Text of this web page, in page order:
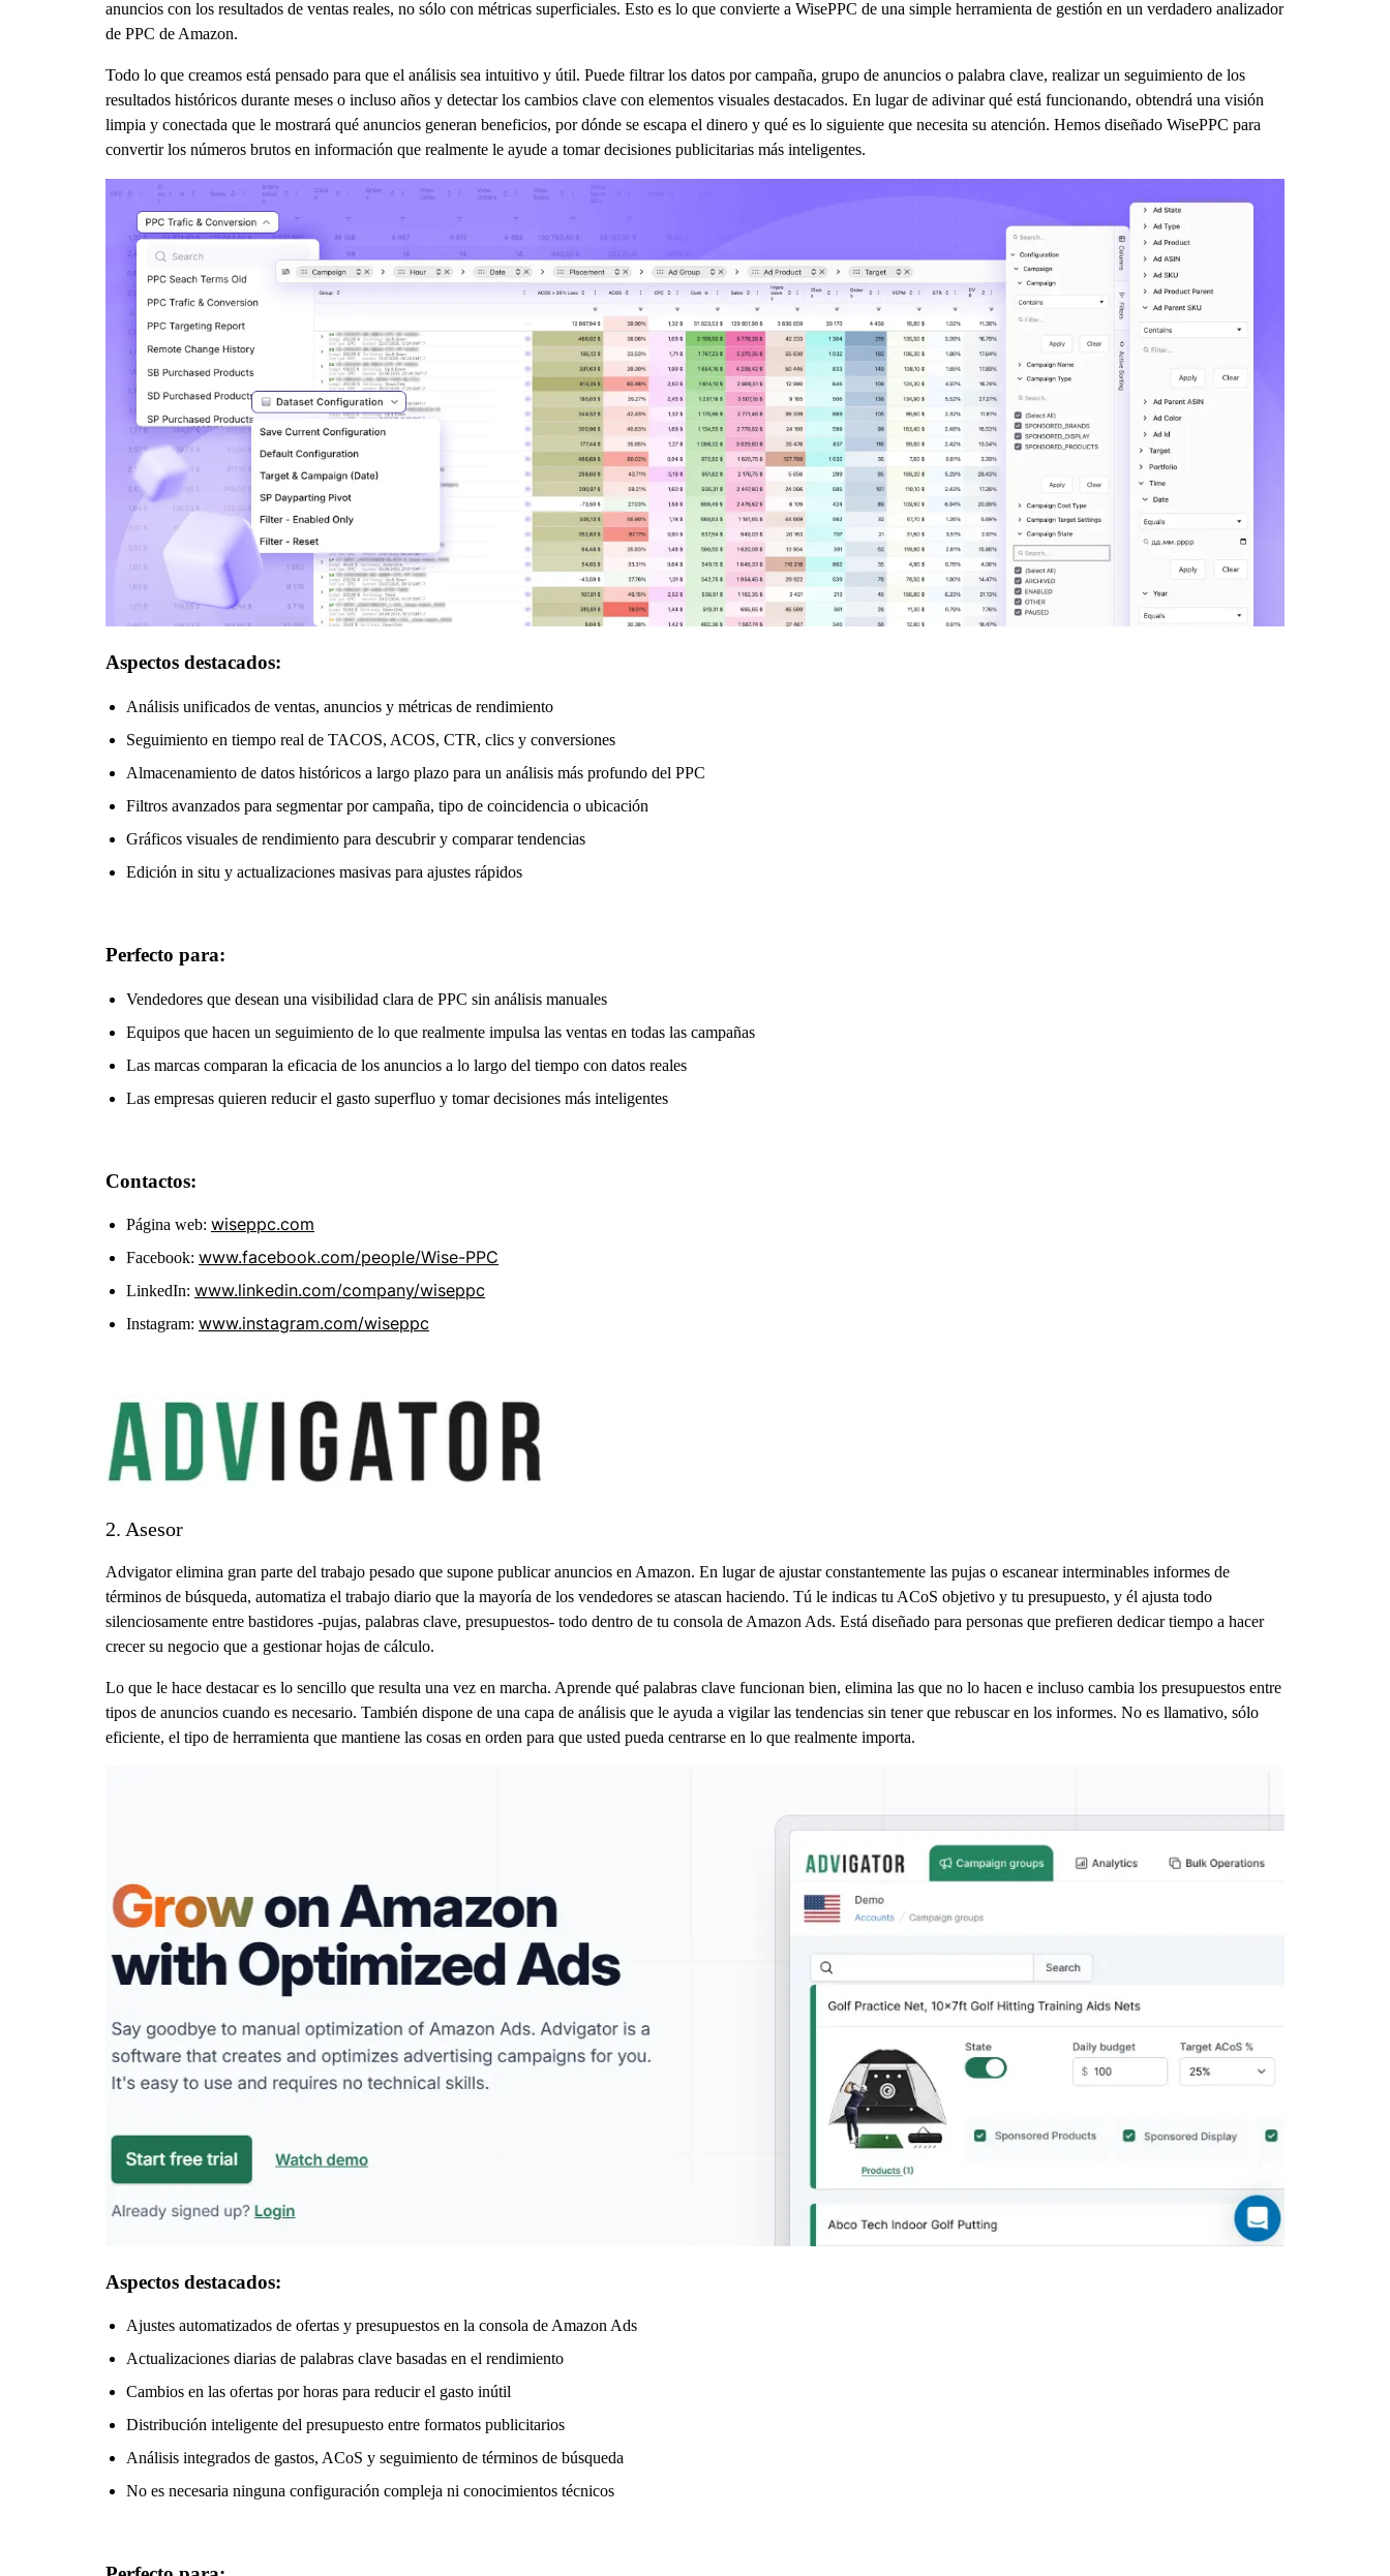
anuncios con los resultados de ventas reales, no sólo con métricas superficiales. Esto es lo que convierte a WisePPC de una simple herramienta de gestión en un verdadero analizador
de PPC de Amazon.
Todo lo que creamos está pensado para que el análisis sea intuitivo y útil. Puede filtrar los datos por campaña, grupo de anuncios o palabra clave, realizar un seguimiento de los
resultados históricos durante meses o incluso años y detectar los cambios clave con elementos visuales destacados. En lugar de adivinar qué está funcionando, obtendrá una visión
limpia y conectada que le mostrará qué anuncios generan beneficios, por dónde se escapa el dinero y qué es lo siguiente que necesita su atención. Hemos diseñado WisePPC para
convertir los números brutos en información que realmente le ayude a tomar decisiones publicitarias más inteligentes.
Aspectos destacados:
Análisis unificados de ventas, anuncios y métricas de rendimiento
Seguimiento en tiempo real de TACOS, ACOS, CTR, clics y conversiones
Almacenamiento de datos históricos a largo plazo para un análisis más profundo del PPC
Filtros avanzados para segmentar por campaña, tipo de coincidencia o ubicación
Gráficos visuales de rendimiento para descubrir y comparar tendencias
Edición in situ y actualizaciones masivas para ajustes rápidos
Perfecto para:
Vendedores que desean una visibilidad clara de PPC sin análisis manuales
Equipos que hacen un seguimiento de lo que realmente impulsa las ventas en todas las campañas
Las marcas comparan la eficacia de los anuncios a lo largo del tiempo con datos reales
Las empresas quieren reducir el gasto superfluo y tomar decisiones más inteligentes
Contactos:
Página web: wiseppc.com
Facebook: www.facebook.com/people/Wise-PPC
LinkedIn: www.linkedin.com/company/wiseppc
Instagram: www.instagram.com/wiseppc
2. Asesor
Advigator elimina gran parte del trabajo pesado que supone publicar anuncios en Amazon. En lugar de ajustar constantemente las pujas o escanear interminables informes de
términos de búsqueda, automatiza el trabajo diario que la mayoría de los vendedores se atascan haciendo. Tú le indicas tu ACoS objetivo y tu presupuesto, y él ajusta todo
silenciosamente entre bastidores -pujas, palabras clave, presupuestos- todo dentro de tu consola de Amazon Ads. Está diseñado para personas que prefieren dedicar tiempo a hacer
crecer su negocio que a gestionar hojas de cálculo.
Lo que le hace destacar es lo sencillo que resulta una vez en marcha. Aprende qué palabras clave funcionan bien, elimina las que no lo hacen e incluso cambia los presupuestos entre
tipos de anuncios cuando es necesario. También dispone de una capa de análisis que le ayuda a vigilar las tendencias sin tener que rebuscar en los informes. No es llamativo, sólo
eficiente, el tipo de herramienta que mantiene las cosas en orden para que usted pueda centrarse en lo que realmente importa.
Aspectos destacados:
Ajustes automatizados de ofertas y presupuestos en la consola de Amazon Ads
Actualizaciones diarias de palabras clave basadas en el rendimiento
Cambios en las ofertas por horas para reducir el gasto inútil
Distribución inteligente del presupuesto entre formatos publicitarios
Análisis integrados de gastos, ACoS y seguimiento de términos de búsqueda
No es necesaria ninguna configuración compleja ni conocimientos técnicos